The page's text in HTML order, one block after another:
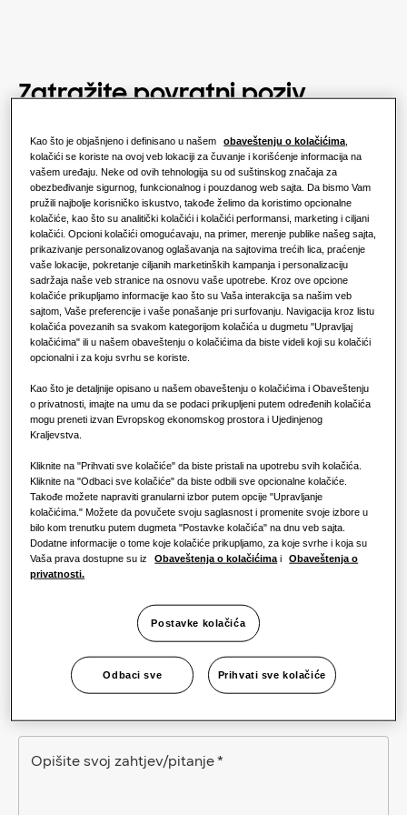
Zatražite povratni poziv
Kontaktirajte naš prodajni tim da razgovarate o
najboljim opcijama za Vaš dom ili poslovanje.
Ime*
Prezime*
E-mail adresa *
Kompanija*
Uloga
Opišite svoj zahtjev/pitanje*
Kao što je objašnjeno i definisano u našem obaveštenju o kolačićima
kolačići se koriste na ovoj veb lokaciji za čuvanje i korišćenje informacija na
vašem uređaju. Neke od ovih tehnologija su od suštinskog značaja za
obezbeđivanje sigurnog, funkcionalnog i pouzdanog web sajta. Da bismo Vam
pružili najbolje korisničko iskustvo, takođe želimo da koristimo opcionalne
kolačiće, kao što su analitički kolačići i kolačići performansi, marketing i ciljani
kolačići. Opcioni kolačići omogućavaju, na primer, merenje publike našeg sajta,
prikazivanje personalizovanog oglašavanja na sajtovima trećih lica, praćenje
vaše lokacije, pokretanje ciljanih marketinških kampanja i personalizaciju
sadržaja naše veb stranice na osnovu vaše upotrebe. Kroz ove opcione
kolačiće prikupljamo informacije kao što su Vaša interakcija sa našim veb
sajtom, Vaše preferencije i vaše ponašanje pri surfovanju. Navigacija kroz listu
kolačića povezanih sa svakom kategorijom kolačića u dugmetu "Upravljaj
kolačićima" ili u našem obaveštenju o kolačićima da biste videli koji su kolačići
opcionalni i za koju svrhu se koriste.
Kao što je detaljnije opisano u našem obaveštenju o kolačićima i Obaveštenju
o privatnosti, imajte na umu da se podaci prikupljeni putem određenih kolačića
mogu preneti izvan Evropskog ekonomskog prostora i Ujedinjenog
Kraljevstva.
Kliknite na "Prihvati sve kolačiće" da biste pristali na upotrebu svih kolačića.
Kliknite na "Odbaci sve kolačiće" da biste odbili sve opcionalne kolačiće.
Takođe možete napraviti granularni izbor putem opcije "Upravljanje
kolačićima." Možete da povučete svoju saglasnost i promenite svoje izbore u
bilo kom trenutku putem dugmeta "Postavke kolačića" na dnu veb sajta.
Dodatne informacije o tome koje kolačiće prikupljamo, za koje svrhe i koja su
Vaša prava dostupne su iz
Obaveštenja o kolačićima i
Obaveštenja o
privatnosti.
Postavke kolačića
Odbaci sve Prihvati sve kolačiće